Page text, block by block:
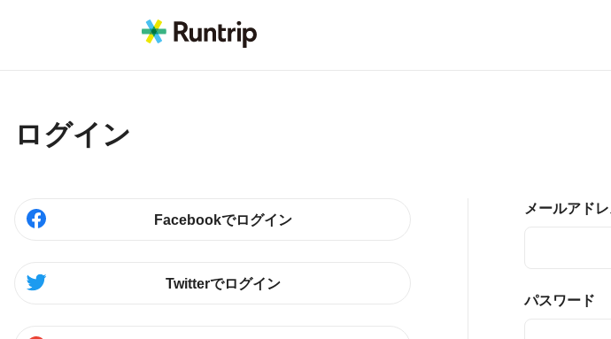
ログイン
Facebookでログイン
Twitterでログイン
メールアド
パスワード